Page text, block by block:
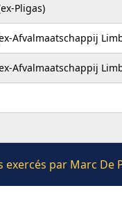
Pligas)
Afvalmaatschappij
Afvalmaatschappij
par Marc De